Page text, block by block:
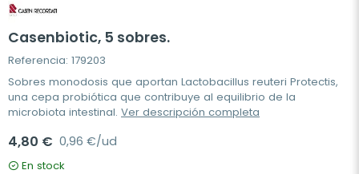
Casenbiotic, 5 sobres.
Referencia: 179203
Sobres monodosis que aportan Lactobacillus reuteri Protectis,
una cepa probiótica que contribuye al equilibrio de la
microbiota intestinal. Ver descripción completa
4,80 € 0,96 €/ud
En stock